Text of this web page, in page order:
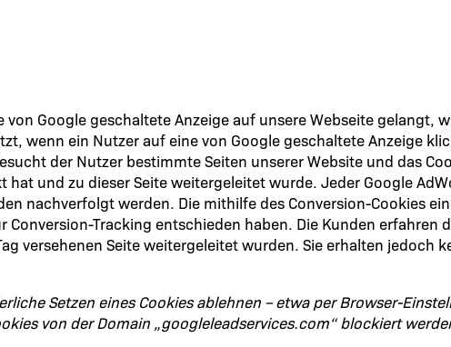
Google geschaltete Anzeige auf unsere Webseite gelangt,
wenn ein Nutzer auf eine von Google geschaltete Anzeige
der Nutzer bestimmte Seiten unserer Website und das
und zu dieser Seite weitergeleitet wurde. Jeder Google
nachverfolgt werden. Die mithilfe des Conversion-Cookies
Tracking entschieden haben. Die Kunden erfahren
versehenen Seite weitergeleitet wurden. Sie erhalten jedoch
Setzen eines Cookies ablehnen – etwa per Browser-
von der Domain „googleleadservices.com“ blockiert